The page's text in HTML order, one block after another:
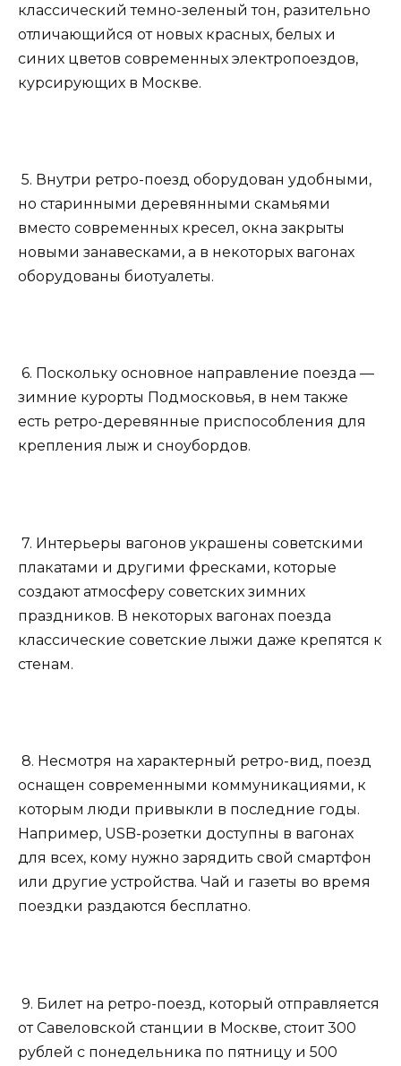
классический темно-зеленый тон, разительно
отличающийся от новых красных, белых и
синих цветов современных электропоездов,
курсирующих в Москве.
5. Внутри ретро-поезд оборудован удобными,
но старинными деревянными скамьями
вместо современных кресел, окна закрыты
новыми занавесками, а в некоторых вагонах
оборудованы биотуалеты.
6. Поскольку основное направление поезда —
зимние курорты Подмосковья, в нем также
есть ретро-деревянные приспособления для
крепления лыж и сноубордов.
7. Интерьеры вагонов украшены советскими
плакатами и другими фресками, которые
создают атмосферу советских зимних
праздников. В некоторых вагонах поезда
классические советские лыжи даже крепятся к
стенам.
8. Несмотря на характерный ретро-вид, поезд
оснащен современными коммуникациями, к
которым люди привыкли в последние годы.
Например, USB-розетки доступны в вагонах
для всех, кому нужно зарядить свой смартфон
или другие устройства. Чай и газеты во время
поездки раздаются бесплатно.
9. Билет на ретро-поезд, который отправляется
от Савеловской станции в Москве, стоит 300
рублей с понедельника по пятницу и 500